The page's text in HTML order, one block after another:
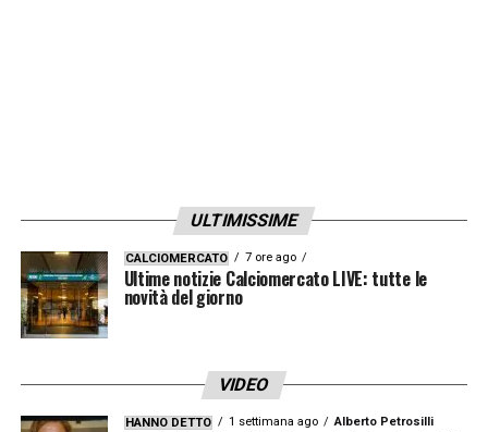
ULTIMISSIME
CALCIOMERCATO 7 ore ago
Ultime notizie Calciomercato LIVE: tutte le
novità del giorno
VIDEO
HANNO DETTO 1 settimana ago Alberto Petrosilli